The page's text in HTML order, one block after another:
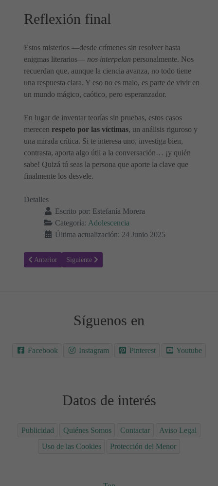
Reflexión final
Estos misterios —desde crímenes sin resolver hasta
enigmas literarios— nos interpelan personalmente. Nos
recuerdan que, aunque la ciencia avanza, no todo tiene
una respuesta clara. Y eso no es malo, es parte de vivir en
un mundo mágico, caótico, pero esperanzador.
En lugar de inventar teorías sin pruebas, estos casos
merecen respeto por las víctimas, un análisis riguroso y
una mirada crítica. Si te interesa uno, investiga bien,
contrasta, aporta algo útil a la conversación… ¡y quién
sabe! Quizá tú seas la persona que aporte la clave que
finalmente los desvele.
Detalles
Escrito por: Estefanía Morera
Categoría: Adolescencia
Última actualización: 24 Junio 2025
Artículo anterior: ¿Universidad o Formación Profesional? Pros y
Anterior Artículo siguiente: Tatuajes Temporales con
Siguiente
Síguenos en
Facebook Instagram Pinterest Youtube
Datos de interés
Publicidad Quiénes Somos Contactar
Aviso Legal
Uso de las Cookies
Protección del Menor